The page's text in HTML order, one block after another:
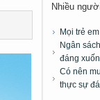
Nhiều
Mọi trẻ
Ngân
đáng
Có nên
thực sự